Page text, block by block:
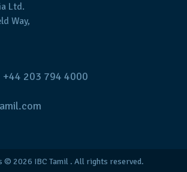
Ltd.
Way,
+44 203 794 4000
© 2026 IBC Tamil. All rights reserved.